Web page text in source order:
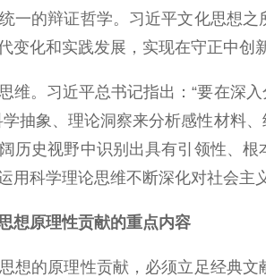
一的辩证哲学。习近平文化思想
变化和实践发展，实现在守正中创
。习近平总书记指出：“要在深入
抽象、理论洞察来分析感性材料
历史视野中识别出具有引领性、
用科学理论思维不断深化对社会主
想原理性贡献的重点内容
的原理性贡献，必须立足经典文